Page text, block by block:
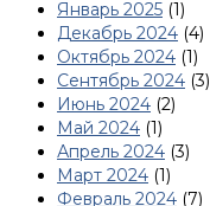
Январь 2025 (1)
Декабрь 2024 (4)
Октябрь 2024 (1)
Сентябрь 2024 (3)
Июнь 2024 (2)
Май 2024 (1)
Апрель 2024 (3)
Март 2024 (1)
Февраль 2024 (7)